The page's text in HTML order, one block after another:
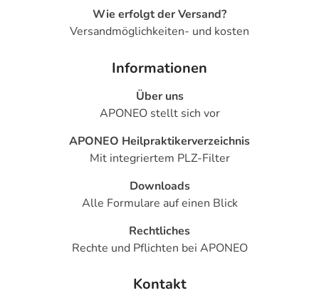
Wie erfolgt der Versand?
Versandmöglichkeiten- und kosten
Informationen
Über uns
APONEO stellt sich vor
APONEO Heilpraktikerverzeichnis
Mit integriertem PLZ-Filter
Downloads
Alle Formulare auf einen Blick
Rechtliches
Rechte und Pflichten bei APONEO
Kontakt